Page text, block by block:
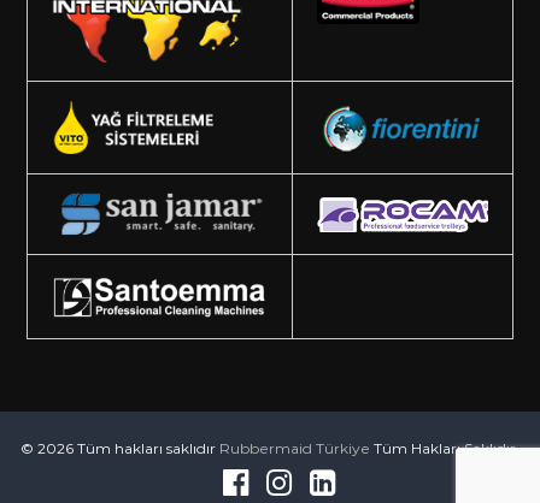
© 2026 Tüm hakları saklıdır Rubbermaid Türkiye Tüm Hakları Saklıdır.